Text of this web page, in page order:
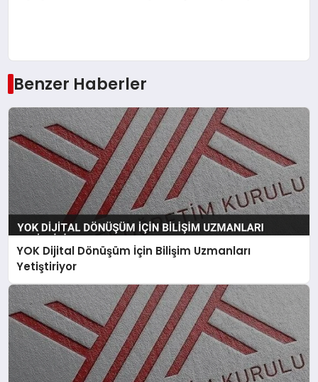
Benzer Haberler
YOK Dijital Dönüşüm İçin Bilişim Uzmanları
Yetiştiriyor